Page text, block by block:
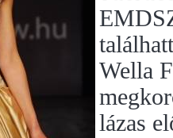
Wella
lázas